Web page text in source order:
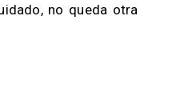
no queda otra